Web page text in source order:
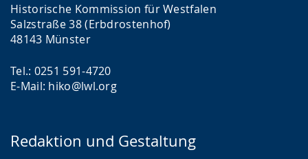
Historische Kommission für Westfalen
Salzstraße 38 (Erbdrostenhof)
48143 Münster
Tel.: 0251 591-4720
E-Mail: hiko@lwl.org
Redaktion und Gestaltung